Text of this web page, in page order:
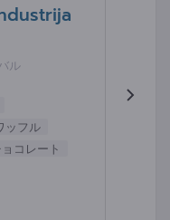
ル
ッフル
コレート